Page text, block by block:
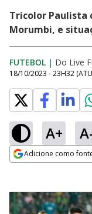
Tricolor Paulista
Morumbi, e
FUTEBOL | Do Live
18/10/2023 - 23H32
A+
Adicione como